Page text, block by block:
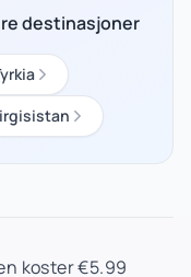
destinasjoner
koster €5.99